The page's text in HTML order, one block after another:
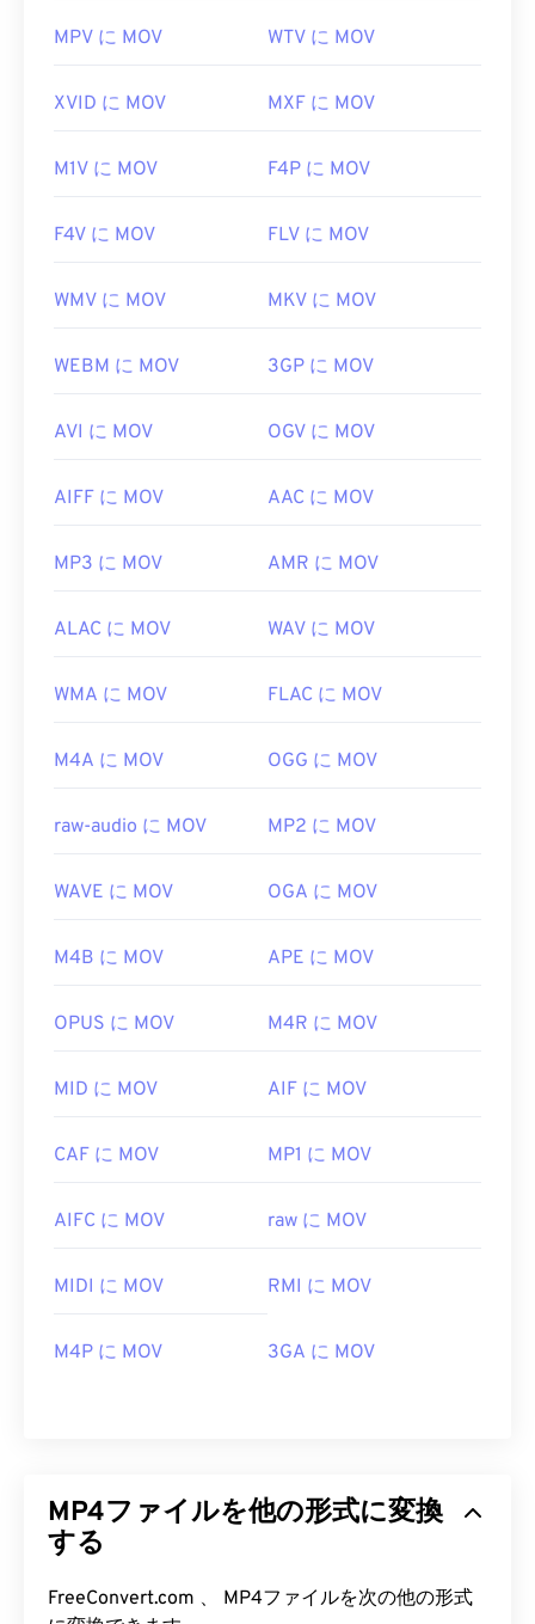
00 00 00 00
00 00 00 00
https://mpeg.chiariglione.org/standards/mpeg-
CH203-BBCGDDDF
MPV に MOV WTV に MOV
XVID に MOV MXF に MOV
M1V に MOV F4P に MOV
F4V に MOV FLV に MOV
WMV に MOV MKV に MOV
WEBM に MOV 3GP に MOV
AVI に MOV OGV に MOV
AIFF に MOV AAC に MOV
MP3 に MOV AMR に MOV
ALAC に MOV WAV に MOV
WMA に MOV FLAC に MOV
M4A に MOV OGG に MOV
raw-audio に MOV MP2 に MOV
WAVE に MOV OGA に MOV
M4B に MOV APE に MOV
OPUS に MOV M4R に MOV
MID に MOV AIF に MOV
CAF に MOV MP1 に MOV
AIFC に MOV raw に MOV
MIDI に MOV RMI に MOV
M4P に MOV 3GA に MOV
MP4ファイルを他の形式に変換
する
FreeConvert.com 、 MP4ファイルを次の他の形式